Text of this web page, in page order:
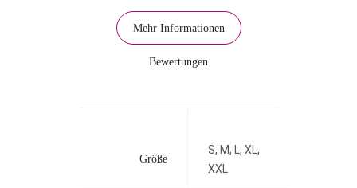
Mehr Informationen
Bewertungen
Größe
S, M, L, XL,
XXL